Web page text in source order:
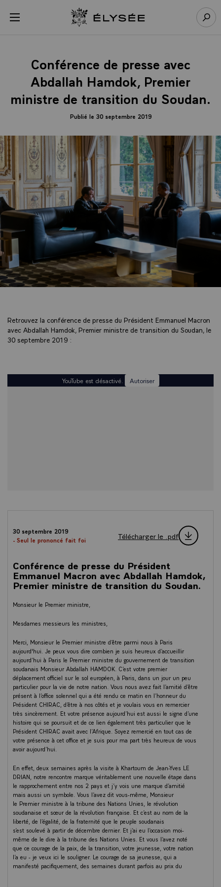
menu Retour à l’accueil Élysée
Conférence de presse avec
Abdallah Hamdok, Premier
ministre de transition du Soudan.
Publié le 30 septembre 2019
Retrouvez la conférence de presse du Président Emmanuel Macron
avec Abdallah Hamdok, Premier ministre de transition du Soudan, le
30 septembre 2019 :
YouTube est désactivé. Autoriser
30 septembre 2019
- Seul le prononcé fait foi
Télécharger le .pdf
Conférence de presse du Président
Emmanuel Macron avec Abdallah Hamdok,
Premier ministre de transition du Soudan.
Monsieur le Premier ministre,
Mesdames messieurs les ministres,
Merci, Monsieur le Premier ministre d’être parmi nous à Paris
aujourd'hui. Je peux vous dire combien je suis heureux d’accueillir
aujourd’hui à Paris le Premier ministre du gouvernement de transition
soudanais Monsieur Abdallah HAMDOK. C’est votre premier
déplacement officiel sur le sol européen, à Paris, dans un jour un peu
particulier pour la vie de notre nation. Vous nous avez fait l’amitié d’être
présent à l’office solennel qui a été rendu ce matin en l’honneur du
Président CHIRAC, d’être à nos côtés et je voulais vous en remercier
très sincèrement. Et votre présence aujourd’hui est aussi le signe d’une
histoire qui se poursuit et de ce lien également très particulier que le
Président CHIRAC avait avec l’Afrique. Soyez remercié en tout cas de
votre présence à cet office et je suis pour ma part très heureux de vous
avoir aujourd’hui.
En effet, deux semaines après la visite à Khartoum de Jean-Yves LE
DRIAN, notre rencontre marque véritablement une nouvelle étape dans
le rapprochement entre nos 2 pays et j’y vois une marque d’amitié
mais aussi un symbole. Vous l’avez dit vous-même, Monsieur
le Premier ministre à la tribune des Nations Unies, le révolution
soudanaise et sœur de la révolution française. Et c’est au nom de la
liberté, de l’égalité, de la fraternité que le peuple soudanais
s’est soulevé à partir de décembre dernier. Et j’ai eu l’occasion moi-
même de le dire à la tribune des Nations Unies. Et vous l’avez noté
que ce courage de la paix, de la transition, votre jeunesse, votre nation
l’a eu - je veux ici le souligner. Le courage de sa jeunesse, qui a
manifesté pacifiquement, des semaines durant parfois au prix du
Panneau de gestion des cookies